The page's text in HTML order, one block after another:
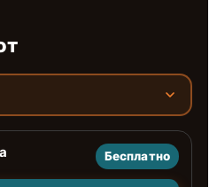
Бесплатно